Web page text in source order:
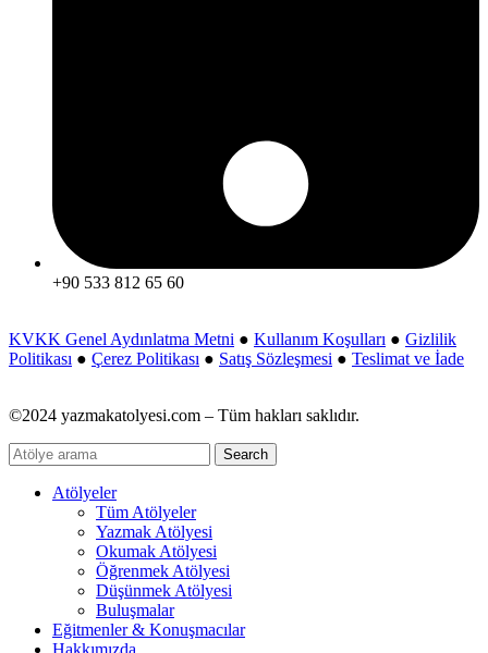
+90 533 812 65 60
KVKK Genel Aydınlatma Metni ● Kullanım Koşulları ● Gizlilik
Politikası ● Çerez Politikası ● Satış Sözleşmesi ● Teslimat ve İade
©2024 yazmakatolyesi.com – Tüm hakları saklıdır.
Search
Atölyeler
Tüm Atölyeler
Yazmak Atölyesi
Okumak Atölyesi
Öğrenmek Atölyesi
Düşünmek Atölyesi
Buluşmalar
Eğitmenler & Konuşmacılar
Hakkımızda